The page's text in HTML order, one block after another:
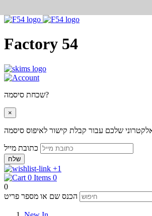
Factory 54
שכחת סיסמה?
×
שלכם עבור קבלת קישור לאיפוס סיסמה
שלח
+1
0
0
הכנס שם או מספר פריט